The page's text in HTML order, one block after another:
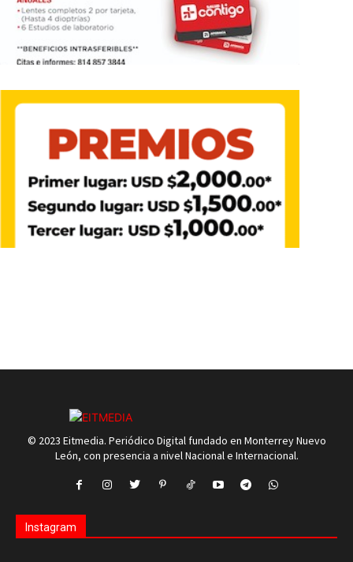
© 2023 Eitmedia. Periódico Digital fundado en Monterrey Nuevo
León, con presencia a nivel Nacional e Internacional.
Instagram